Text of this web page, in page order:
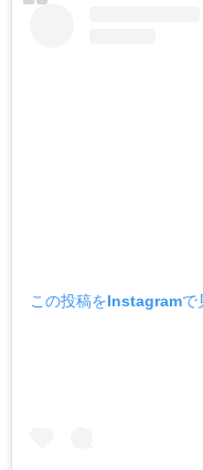
この投稿をInstagramで